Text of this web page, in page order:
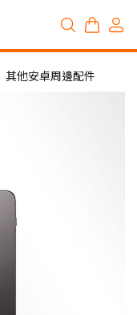
其他安卓周邊配件